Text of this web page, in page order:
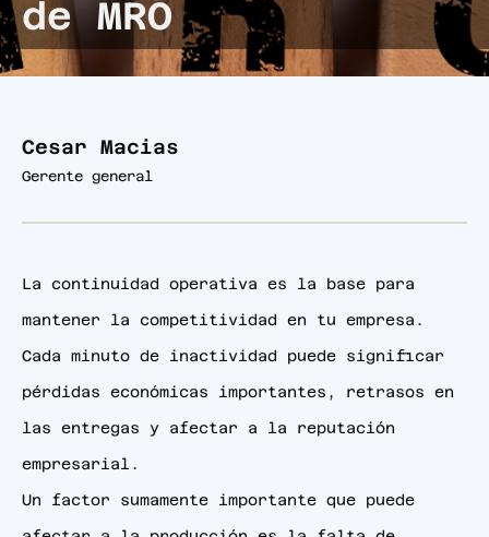
de MRO
Cesar Macias
Gerente general
La continuidad operativa es la base para
mantener la competitividad en tu empresa.
Cada minuto de inactividad puede significar
pérdidas económicas importantes, retrasos en
las entregas y afectar a la reputación
empresarial.
Un factor sumamente importante que puede